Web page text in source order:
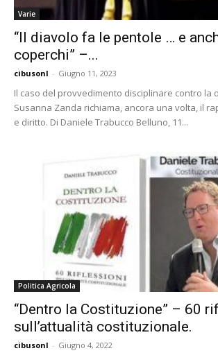
Varie
“Il diavolo fa le pentole … e
coperchi” –...
cibusonl - Giugno 11, 2023
Il caso del provvedimento disciplinare contro la
Susanna Zanda richiama, ancora una volta, il
e diritto. Di Daniele Trabucco Belluno, 11...
Politica Agricola
“Dentro la Costituzione” – 60
sull’attualità costituzionale.
cibusonl - Giugno 4, 2022